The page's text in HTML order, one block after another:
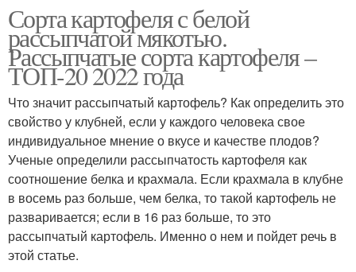
Сорта картофеля с белой
рассыпчатой мякотью.
Рассыпчатые сорта картофеля –
ТОП-20 2022 года
Что значит рассыпчатый картофель? Как определить это
свойство у клубней, если у каждого человека свое
индивидуальное мнение о вкусе и качестве плодов?
Ученые определили рассыпчатость картофеля как
соотношение белка и крахмала. Если крахмала в клубне
в восемь раз больше, чем белка, то такой картофель не
разваривается; если в 16 раз больше, то это
рассыпчатый картофель. Именно о нем и пойдет речь в
этой статье.